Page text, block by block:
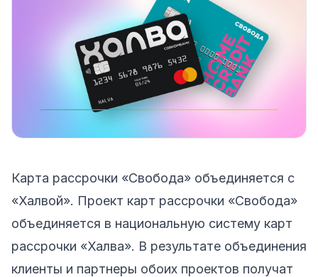
Карта рассрочки «Свобода» объединяется c
«Халвой». Проект карт рассрочки «Свобода»
объединяется в национальную систему карт
рассрочки «Халва». В результате объединения
клиенты и партнеры обоих проектов получат